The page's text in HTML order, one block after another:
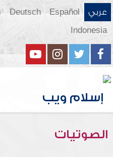
عربي Español
Deutsch
Indonesia
الصوتيات